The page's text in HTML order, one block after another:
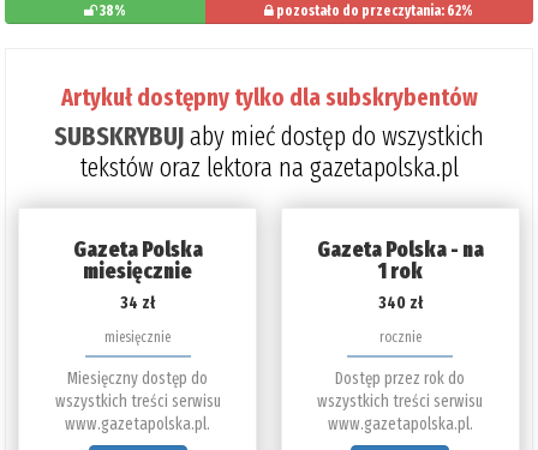
38% pozostało do przeczytania: 62%
Artykuł dostępny tylko dla subskrybentów
SUBSKRYBUJaby mieć dostęp do wszystkich
tekstów oraz lektora na gazetapolska.pl
Gazeta Polska
miesięcznie
34 zł
miesięcznie
Miesięczny dostęp do
wszystkich treści serwisu
www.gazetapolska.pl.
Gazeta Polska - na
1 rok
340 zł
rocznie
Dostęp przez rok do
wszystkich treści serwisu
www.gazetapolska.pl.